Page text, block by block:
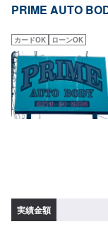
りを実現します。チリ
を除き丁寧にマスキング
この隙間から塗料が不必
払います。⭕️塗料色の調
【代車について】🚙代車
お気軽にお問合せくださ
より貸し出しできかねる
間：9時30分〜18時🗓定
PRIME AUTO
カードOK ローンOK
実績金額